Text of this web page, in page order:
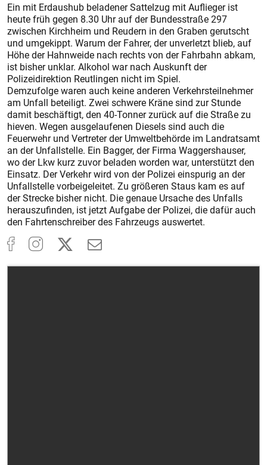
Ein mit Erdaushub beladener Sattelzug mit Auflieger ist
heute früh gegen 8.30 Uhr auf der Bundesstraße 297
zwischen Kirchheim und Reudern in den Graben gerutscht
und umgekippt. Warum der Fahrer, der unverletzt blieb, auf
Höhe der Hahnweide nach rechts von der Fahrbahn abkam,
ist bisher unklar. Alkohol war nach Auskunft der
Polizeidirektion Reutlingen nicht im Spiel.
Demzufolge waren auch keine anderen Verkehrsteilnehmer
am Unfall beteiligt. Zwei schwere Kräne sind zur Stunde
damit beschäftigt, den 40-Tonner zurück auf die Straße zu
hieven. Wegen ausgelaufenen Diesels sind auch die
Feuerwehr und Vertreter der Umweltbehörde im Landratsamt
an der Unfallstelle. Ein Bagger, der Firma Waggershauser,
wo der Lkw kurz zuvor beladen worden war, unterstützt den
Einsatz. Der Verkehr wird von der Polizei einspurig an der
Unfallstelle vorbeigeleitet. Zu größeren Staus kam es auf
der Strecke bisher nicht. Die genaue Ursache des Unfalls
herauszufinden, ist jetzt Aufgabe der Polizei, die dafür auch
den Fahrtenschreiber des Fahrzeugs auswertet.